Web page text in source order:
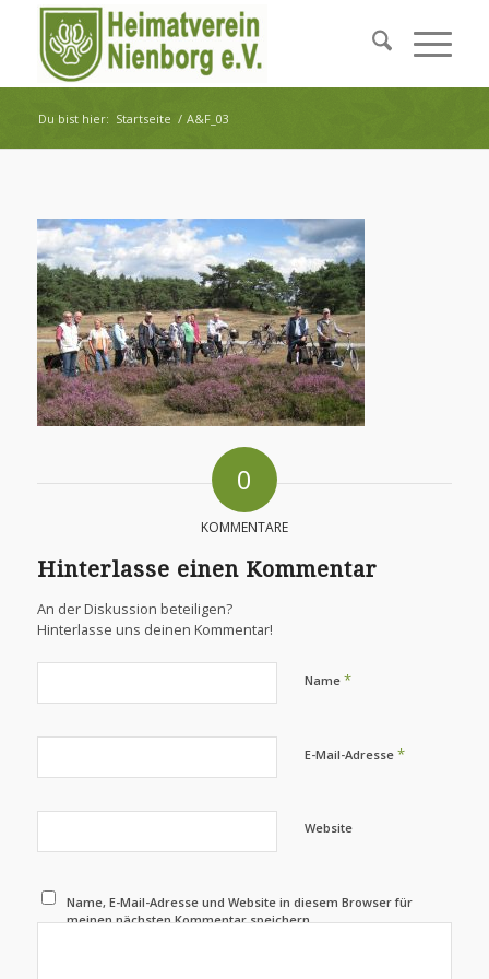
Du bist hier: Startseite / A&F_03
0
KOMMENTARE
Hinterlasse einen Kommentar
An der Diskussion beteiligen?
Hinterlasse uns deinen Kommentar!
Name *
E-Mail-Adresse *
Website
Name, E-Mail-Adresse und Website in diesem Browser für
meinen nächsten Kommentar speichern.